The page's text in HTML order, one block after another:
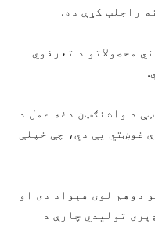
راجلب کړې ده.
محصولاتو د تعرفوي
د اپریل په ۱۳مې نېټې د واشنګټن دغه عمل د
غوښتي يې دي، چې خپلې
دوهم لوی هېواد دی او
توليدي چارې د